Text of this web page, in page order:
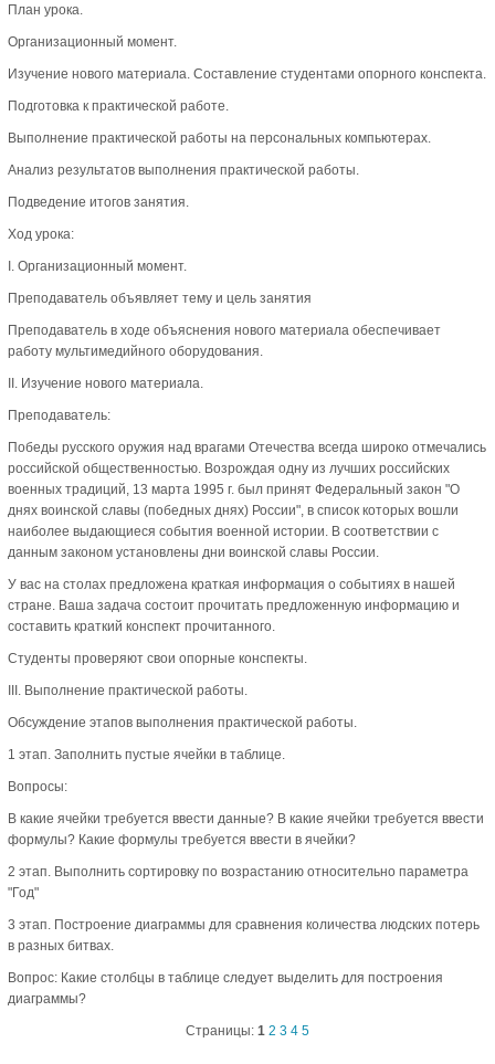
План урока.
Организационный момент.
Изучение нового материала. Составление студентами опорного конспекта.
Подготовка к практической работе.
Выполнение практической работы на персональных компьютерах.
Анализ результатов выполнения практической работы.
Подведение итогов занятия.
Ход урока:
I. Организационный момент.
Преподаватель объявляет тему и цель занятия
Преподаватель в ходе объяснения нового материала обеспечивает
работу мультимедийного оборудования.
II. Изучение нового материала.
Преподаватель:
Победы русского оружия над врагами Отечества всегда широко отмечались
российской общественностью. Возрождая одну из лучших российских
военных традиций, 13 марта 1995 г. был принят Федеральный закон "О
днях воинской славы (победных днях) России", в список которых вошли
наиболее выдающиеся события военной истории. В соответствии с
данным законом установлены дни воинской славы России.
У вас на столах предложена краткая информация о событиях в нашей
стране. Ваша задача состоит прочитать предложенную информацию и
составить краткий конспект прочитанного.
Студенты проверяют свои опорные конспекты.
III. Выполнение практической работы.
Обсуждение этапов выполнения практической работы.
1 этап. Заполнить пустые ячейки в таблице.
Вопросы:
В какие ячейки требуется ввести данные? В какие ячейки требуется ввести
формулы? Какие формулы требуется ввести в ячейки?
2 этап. Выполнить сортировку по возрастанию относительно параметра
"Год"
3 этап. Построение диаграммы для сравнения количества людских потерь
в разных битвах.
Вопрос: Какие столбцы в таблице следует выделить для построения
диаграммы?
Страницы: 1 2 3 4 5